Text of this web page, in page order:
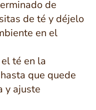
de
de té y déjelo
en el
té en la
que quede
y ajuste